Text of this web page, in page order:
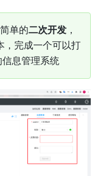
单的二次开发，
，完成一个可以打
信息管理系统